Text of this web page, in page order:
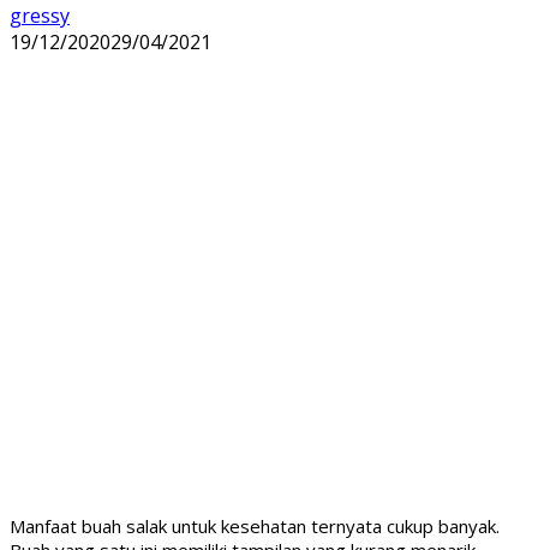
gressy
19/12/202029/04/2021
Manfaat buah salak untuk kesehatan ternyata cukup banyak.